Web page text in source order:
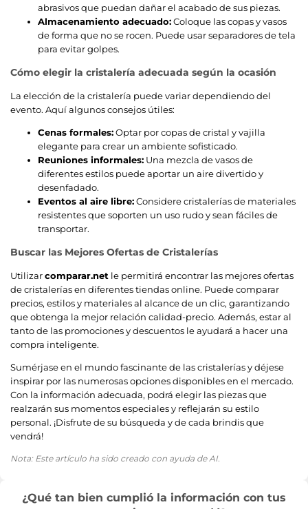
abrasivos que puedan dañar el acabado de sus piezas.
Almacenamiento adecuado:Coloque las copas y vasos
de forma que no se rocen. Puede usar separadores de tela
para evitar golpes.
Cómo elegir la cristalería adecuada según la ocasión
La elección de la cristalería puede variar dependiendo del
evento. Aquí algunos consejos útiles:
Cenas formales:Optar por copas de cristal y vajilla
elegante para crear un ambiente sofisticado.
Reuniones informales: Una mezcla de vasos de
diferentes estilos puede aportar un aire divertido y
desenfadado.
Eventos al aire libre:Considere cristalerías de materiales
resistentes que soporten un uso rudo y sean fáciles de
transportar.
Buscar las Mejores Ofertas de Cristalerías
Utilizarcomparar.net le permitirá encontrar las mejores ofertas
de cristalerías en diferentes tiendas online. Puede comparar
precios, estilos y materiales al alcance de un clic, garantizando
que obtenga la mejor relación calidad-precio. Además, estar al
tanto de las promociones y descuentos le ayudará a hacer una
compra inteligente.
Sumérjase en el mundo fascinante de las cristalerías y déjese
inspirar por las numerosas opciones disponibles en el mercado.
Con la información adecuada, podrá elegir las piezas que
realzarán sus momentos especiales y reflejarán su estilo
personal. ¡Disfrute de su búsqueda y de cada brindis que
vendrá!
Nota: Este artículo ha sido creado con ayuda de AI.
¿Qué tan bien cumplió la información con tus